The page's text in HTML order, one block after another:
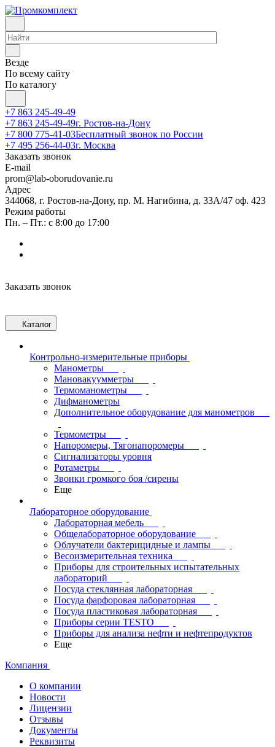
Везде
По всему сайту
По каталогу
+7 863 245-49-49
+7 863 245-49-49г. Ростов-на-Дону
+7 800 775-41-03Бесплатный звонок по России
+7 495 256-44-03г. Москва
Заказать звонок
E-mail
prom@lab-oborudovanie.ru
Адрес
344068, г. Ростов-на-Дону, пр. М. Нагибина, д. 33А/47 оф. 423
Режим работы
Пн. – Пт.: с 8:00 до 17:00
Заказать звонок
Каталог
Контрольно-измерительные приборы
Манометры
Мановакуумметры
Термоманометры
Дифманометры
Дополнительное оборудование для манометров
Термометры
Напоромеры, Тягонапоромеры
Сигнализаторы уровня
Ротаметры
Звонки громкого боя /сирены
Еще
Лабораторное оборудование
Лабораторная мебель
Общелабораторное оборудование
Облучатели бактерицидные и лампы
Весоизмерительная техника
Приборы для строительных испытательных
лабораторий
Посуда стеклянная лабораторная
Посуда фарфоровая лабораторная
Посуда пластиковая лабораторная
Приборы серии TESTO
Приборы для анализа нефти и нефтепродуктов
Еще
Компания
О компании
Новости
Лицензии
Отзывы
Документы
Реквизиты